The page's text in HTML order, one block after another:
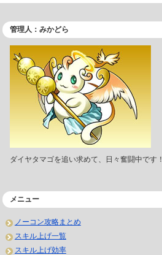
管理人：みかどら
ダイヤタマゴを追い求めて、日々奮闘中です！
メニュー
ノーコン攻略まとめ
スキル上げ一覧
スキル上げ効率